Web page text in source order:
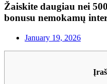
Žaiskite daugiau nei
bonusu nemokamų
January 19, 2026